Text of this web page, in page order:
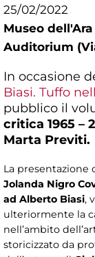
25/02/2022
Museo dell'Ara
Auditorium
In occasione
Biasi. Tuffo
pubblico il
critica 1965 –
Marta Previti.
La presentazione
Jolanda Nigro
ad Alberto Biasi,
ulteriormente la
nell’ambito
storicizzato da